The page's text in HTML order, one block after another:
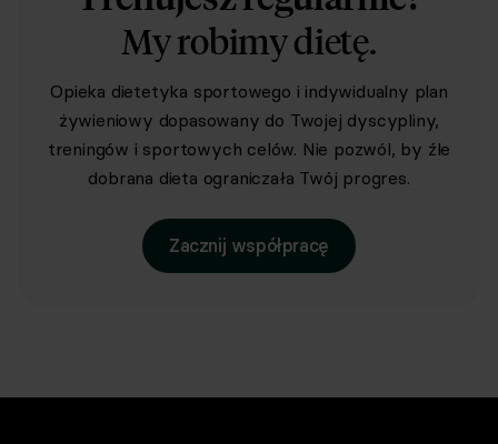
My robimy dietę.
Opieka dietetyka sportowego i indywidualny plan
żywieniowy dopasowany do Twojej dyscypliny,
treningów i sportowych celów. Nie pozwól, by źle
dobrana dieta ograniczała Twój progres.
Zacznij współpracę